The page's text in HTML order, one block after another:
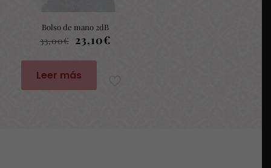
Bolso de mano 2dB
33,00€ El
original
era:
23,10€
Leer más